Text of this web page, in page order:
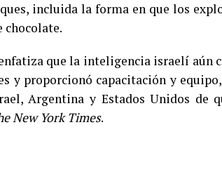
incluida la forma en que los
chocolate.
que la inteligencia israelí aún
y proporcionó capacitación y
Argentina y Estados Unidos de
New York Times.